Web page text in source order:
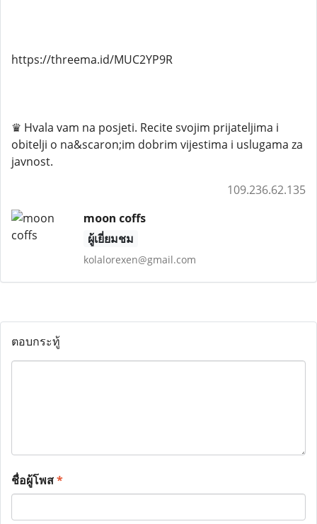
https://threema.id/MUC2YP9R
♛ Hvala vam na posjeti. Recite svojim prijateljima i
obitelji o na&scaron;im dobrim vijestima i uslugama za
javnost.
109.236.62.135
moon coffs
ผู้เยี่ยมชม
kolalorexen@gmail.com
ตอบกระทู้
ชื่อผู้โพส*